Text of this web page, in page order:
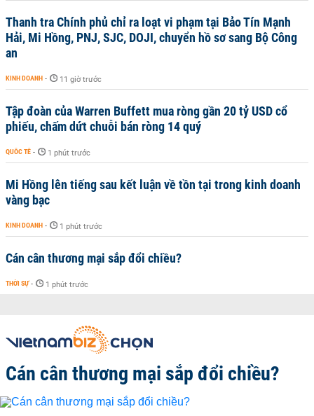
Thanh tra Chính phủ chỉ ra loạt vi phạm tại Bảo Tín Mạnh
Hải, Mi Hồng, PNJ, SJC, DOJI, chuyển hồ sơ sang Bộ Công
an
KINH DOANH - 11 giờ trước
Tập đoàn của Warren Buffett mua ròng gần 20 tỷ USD cổ
phiếu, chấm dứt chuỗi bán ròng 14 quý
QUỐC TẾ - 1 phút trước
Mi Hồng lên tiếng sau kết luận về tồn tại trong kinh doanh
vàng bạc
KINH DOANH - 1 phút trước
Cán cân thương mại sắp đổi chiều?
THỜI SỰ - 1 phút trước
Cán cân thương mại sắp đổi chiều?